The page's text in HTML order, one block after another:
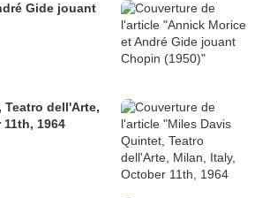
Gide jouant
Teatro dell'Arte,
1964